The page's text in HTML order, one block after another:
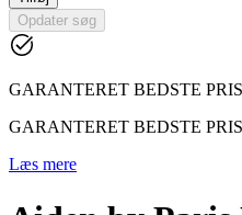
Opdater søg
GARANTERET BEDSTE PRIS
GARANTERET BEDSTE PRIS
Læs mere